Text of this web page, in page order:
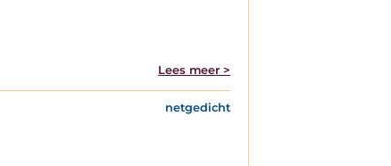
Lees meer >
netgedicht